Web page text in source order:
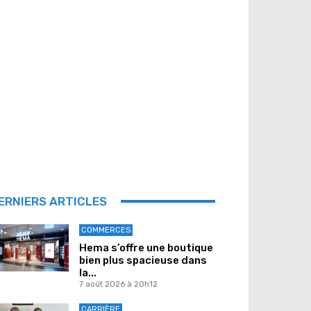
ARTICLES
COMMERCES
Hema s’offre une boutique
bien plus spacieuse dans
la...
7 août 2026 à 20h12
CARRIÈRE